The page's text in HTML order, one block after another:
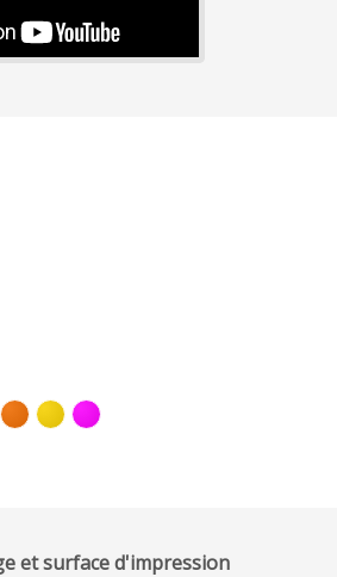
et surface d'impression